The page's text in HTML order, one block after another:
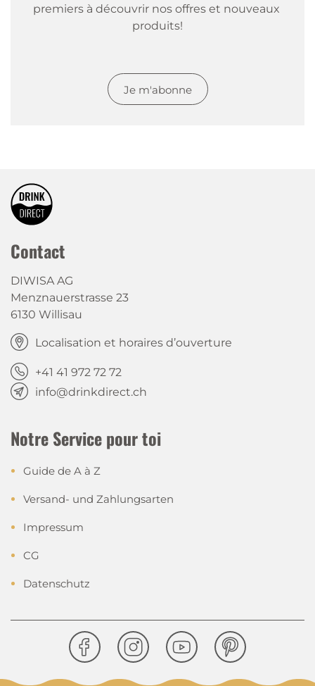
premiers à découvrir nos offres et nouveaux
produits!
Je m'abonne
Contact
DIWISA AG
Menznauerstrasse 23
6130 Willisau
Localisation et horaires d’ouverture
+41 41 972 72 72
info@drinkdirect.ch
Notre Service pour toi
Guide de A à Z
Versand- und Zahlungsarten
Impressum
CG
Datenschutz